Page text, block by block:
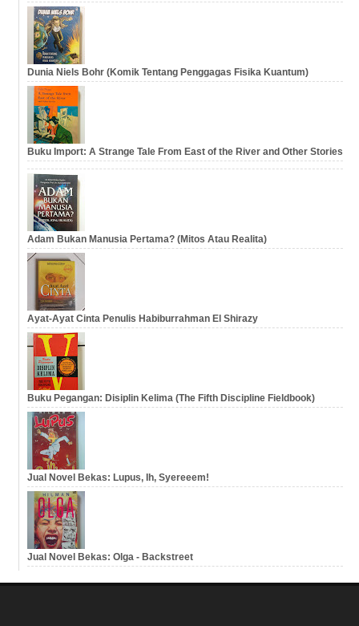
Dunia Niels Bohr (Komik Tentang Penggagas Fisika Kuantum)
Buku Import: A Strange Tale From East of the River and Other Stories
Adam Bukan Manusia Pertama? (Mitos Atau Realita)
Ayat-Ayat Cinta Penulis Habiburrahman El Shirazy
Buku Pegangan: Disiplin Kelima (The Fifth Discipline Fieldbook)
Jual Novel Bekas: Lupus, Ih, Syereeem!
Jual Novel Bekas: Olga - Backstreet